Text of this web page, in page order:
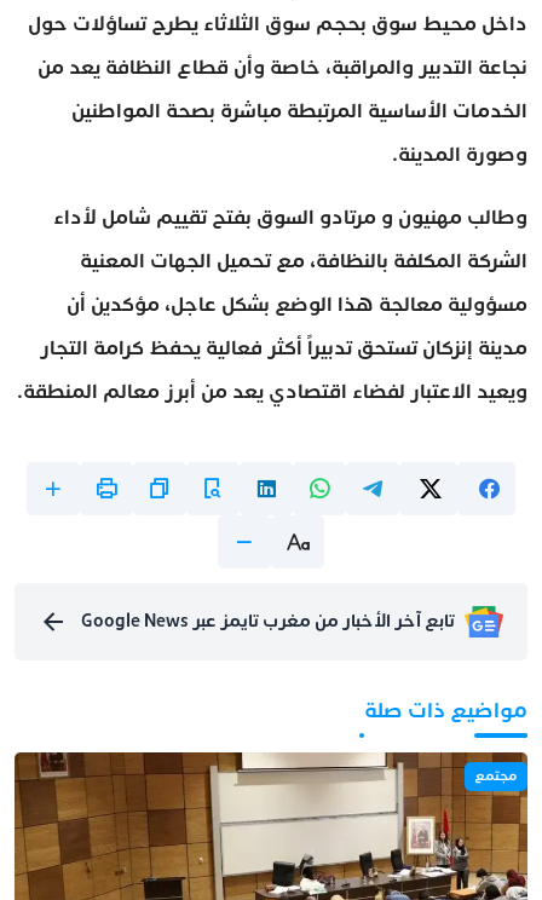
داخل محيط سوق بحجم سوق الثلاثاء يطرح تساؤلات حول
نجاعة التدبير والمراقبة، خاصة وأن قطاع النظافة يعد من
الخدمات الأساسية المرتبطة مباشرة بصحة المواطنين
وصورة المدينة.
وطالب مهنيون و مرتادو السوق بفتح تقييم شامل لأداء
الشركة المكلفة بالنظافة، مع تحميل الجهات المعنية
مسؤولية معالجة هذا الوضع بشكل عاجل، مؤكدين أن
مدينة إنزكان تستحق تدبيراً أكثر فعالية يحفظ كرامة التجار
ويعيد الاعتبار لفضاء اقتصادي يعد من أبرز معالم المنطقة.
تابع آخر الأخبار من مغرب تايمز عبر Google News
مواضيع ذات صلة
مجتمع